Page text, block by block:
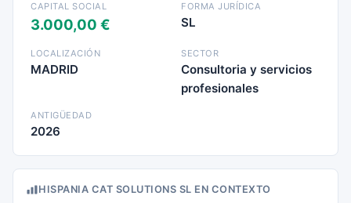
CAPITAL SOCIAL
3.000,00 €
FORMA JURÍDICA
SL
LOCALIZACIÓN
MADRID
SECTOR
Consultoria y servicios
profesionales
ANTIGÜEDAD
2026
HISPANIA CAT SOLUTIONS SL EN CONTEXTO